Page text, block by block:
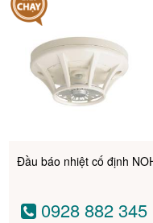
Đầu báo nhiệt cố định
0928 882 345